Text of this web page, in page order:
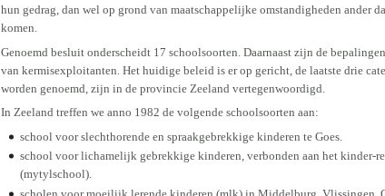
hun gedrag, dan wel op grond van maatschappelijke omstandigheden
komen.
Genoemd besluit onderscheidt 17 schoolsoorten. Daarnaast zijn de
van kermisexploitanten. Het huidige beleid is er op gericht, de laatste drie
worden genoemd, zijn in de provincie Zeeland vertegenwoordigd.
In Zeeland treffen we anno 1982 de volgende schoolsoorten aan:
school voor slechthorende en spraakgebrekkige kinderen te Goes.
school voor lichamelijk gebrekkige kinderen, verbonden aan het kinder-
(mytylschool).